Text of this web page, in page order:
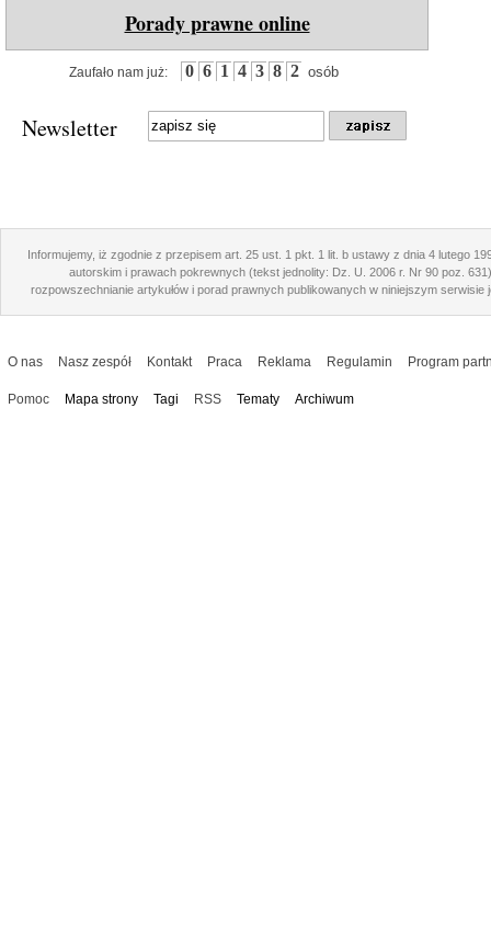
Porady prawne online
Zaufało nam już: 0 6 1 4 3 8 2 osób
Newsletter
Informujemy, iż zgodnie z przepisem art. 25 ust. 1 pkt. 1 lit. b ustawy z dnia 4 lutego
autorskim i prawach pokrewnych (tekst jednolity: Dz. U. 2006 r. Nr 90 poz.
rozpowszechnianie artykułów i porad prawnych publikowanych w niniejszym serwisie
O nas Nasz zespół Kontakt Praca Reklama Regulamin Program
Pomoc Mapa strony Tagi RSS Tematy Archiwum